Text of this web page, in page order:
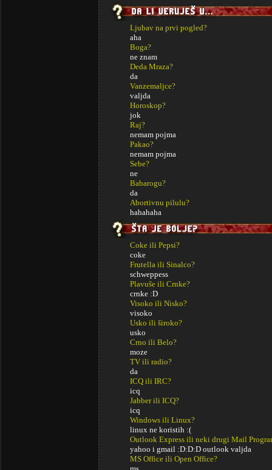
Ljubav na prvi pogled?
aha
Boga?
ne znam
Deda Mraza?
da
Vanzemaljce?
valjda
Horoskop?
jok
Raj?
nemam pojma
Pakao?
nemam pojma
Sebe?
ne
Babarogu?
da
Abortivnu pilulu?
hahahaha
Coke ili Pepsi?
coke
Frutella ili Sinalco?
schweppess
Plavuše ili Crnke?
crnke :D
Visoko ili Nisko?
visoko
Usko ili široko?
usko
Crno ili Belo?
moze
TV ili radio?
da
ICQ ili IRC?
icq
Jabber ili ICQ?
icq
Windows ili Linux?
linux ne koristih :(
Outlook Express ili neki drugi Mail
yahoo i gmail :D:D:D outlook valjda
MS Office ili Open Office?